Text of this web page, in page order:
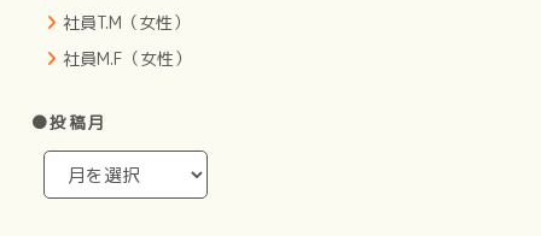
社員T.M（女性）
社員M.F（女性）
●投稿月